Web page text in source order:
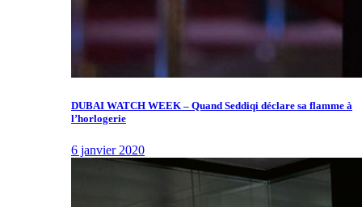
DUBAI WATCH WEEK – Quand Seddiqi déclare sa flamme à
l’horlogerie
6 janvier 2020